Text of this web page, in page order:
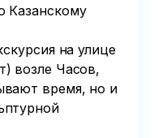
Казанскому
на улице
возле Часов,
время, но и